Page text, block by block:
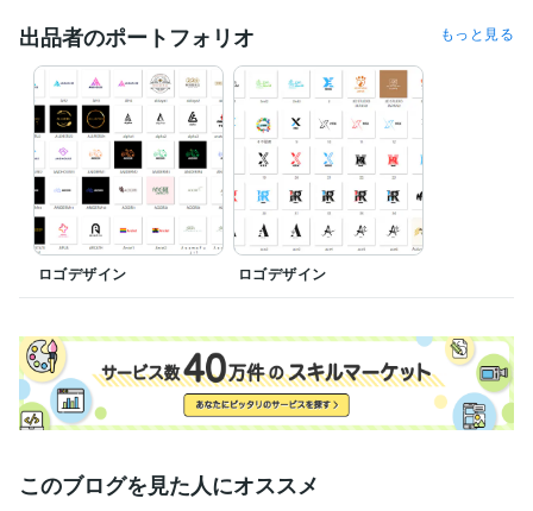
出品者のポートフォリオ もっと見る
ロゴデザイン ロゴデザイン
このブログを見た人にオススメ